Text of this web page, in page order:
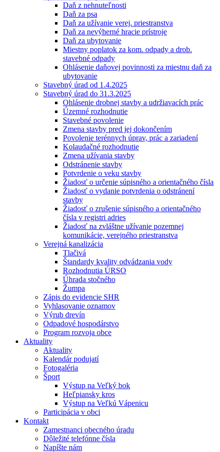
Daň z nehnuteľnosti
Daň za psa
Daň za užívanie verej. priestranstva
Daň za nevýherné hracie prístroje
Daň za ubytovanie
Miestny poplatok za kom. odpady a drob.
stavebné odpady
Ohlásenie daňovej povinnosti za miestnu daň za
ubytovanie
Stavebný úrad od 1.4.2025
Stavebný úrad do 31.3.2025
Ohlásenie drobnej stavby a udržiavacích prác
Územné rozhodnutie
Stavebné povolenie
Zmena stavby pred jej dokončením
Povolenie terénnych úprav, prác a zariadení
Kolaudačné rozhodnutie
Zmena užívania stavby
Odstránenie stavby
Potvrdenie o veku stavby
Žiadosť o určenie súpisného a orientačného čísla
Žiadosť o vydanie potvrdenia o odstránení
stavby
Žiadosť o zrušenie súpisného a orientačného
čísla v registri adries
Žiadosť na zvláštne užívanie pozemnej
komunikácie, verejného priestranstva
Verejná kanalizácia
Tlačivá
Štandardy kvality odvádzania vody
Rozhodnutia ÚRSO
Úhrada stočného
Žumpa
Zápis do evidencie SHR
Vyhlasovanie oznamov
Výrub drevín
Odpadové hospodárstvo
Program rozvoja obce
Aktuality
Aktuality
Kalendár podujatí
Fotogaléria
Šport
Výstup na Veľký bok
Heľpiansky kros
Výstup na Veľkú Vápenicu
Participácia v obci
Kontakt
Zamestnanci obecného úradu
Dôležité telefónne čísla
Napíšte nám